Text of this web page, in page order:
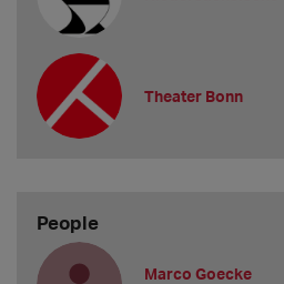
Theater Bonn
People
Marco Goecke